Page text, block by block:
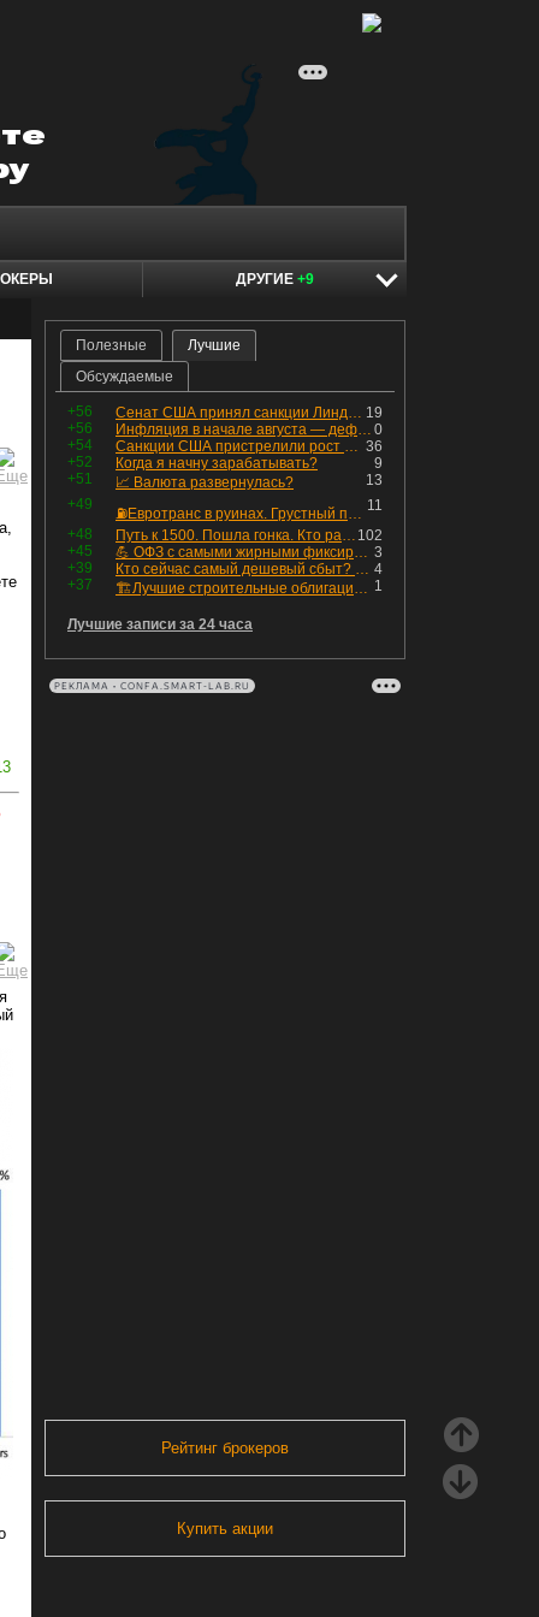
ДРУГИЕ +9
Полезные
Лучшие
Обсуждаемые
+56 19
Сенат США принял санкции Линдси Грэма против России
+56
0
Инфляция в начале августа — дефляция из-за топлива и плодоовощной корзины, но услуги продолжают дорожать, а рубль начал ослабевать.
+54
36
Санкции США пристрелили рост акций в России
+52
9
Когда я начну зарабатывать?
+51
13
📈 Валюта развернулась?
+49
11
⛽️Евротранс в руинах. Грустный пост😶😞 Что изменилось в облигациях?
+48
102
Путь к 1500. Пошла гонка. Кто раньше продаст.
+45
3
💪 ОФЗ с самыми жирными фиксированными купонами
+39
4
Кто сейчас самый дешевый сбыт? Сводный пост по сбытовым компаниям по отчетам РСБУ за Q2 26г.
+37
1
🏗Лучшие строительные облигации первого эшелона
Лучшие записи за 24 часа
РЕКЛАМА • CONFA.SMART-LAB.RU
Рейтинг брокеров
Купить акции